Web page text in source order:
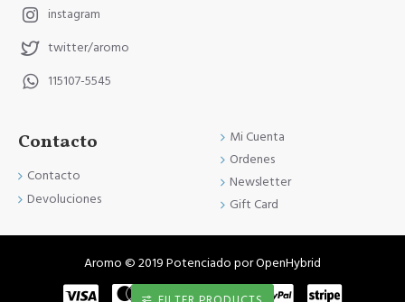
instagram
twitter/aromo
115107-5545
Contacto
Contacto
Devoluciones
Mi Cuenta
Ordenes
Newsletter
Gift Card
Aromo © 2019 Potenciado por OpenHybrid